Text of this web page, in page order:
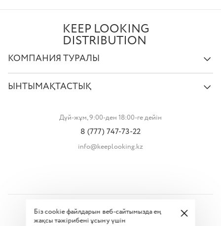
KEEP LOOKING
DISTRIBUTION
КОМПАНИЯ ТУРАЛЫ
ЫНТЫМАҚТАСТЫҚ
Дүй-жұм, 9:00-ден 18:00-ге дейін
8 (777) 747-73-22
info@keeplooking.kz
Барлық құқықтар қорғалған © 2026
Біз cookie файлдарын веб-сайтымызда ең
жақсы тәжірибені ұсыну үшін